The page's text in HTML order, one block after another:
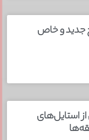
شیک؛ ۱۵ طرح جدید و خاص
۱۵ عکس از استایل‌های